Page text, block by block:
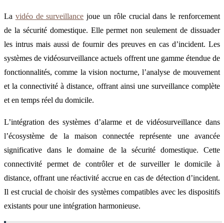
La vidéo de surveillance joue un rôle crucial dans le renforcement
de la sécurité domestique. Elle permet non seulement de dissuader
les intrus mais aussi de fournir des preuves en cas d’incident. Les
systèmes de vidéosurveillance actuels offrent une gamme étendue de
fonctionnalités, comme la vision nocturne, l’analyse de mouvement
et la connectivité à distance, offrant ainsi une surveillance complète
et en temps réel du domicile.
L’intégration des systèmes d’alarme et de vidéosurveillance dans
l’écosystème de la maison connectée représente une avancée
significative dans le domaine de la sécurité domestique. Cette
connectivité permet de contrôler et de surveiller le domicile à
distance, offrant une réactivité accrue en cas de détection d’incident.
Il est crucial de choisir des systèmes compatibles avec les dispositifs
existants pour une intégration harmonieuse.